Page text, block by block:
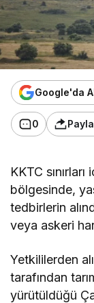
Google'da
0
KKTC
bölgesinde,
tedbirlerin
veya askeri
Yetkililerden
tarafından
yürütüldüğü